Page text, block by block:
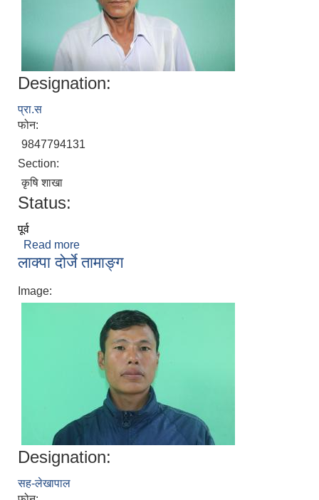
Designation:
प्रा.स
फोन:
9847794131
Section:
कृषि शाखा
Status:
पूर्व
Read more
लाक्पा दोर्जे तामाङ्ग
Image:
Designation:
सह-लेखापाल